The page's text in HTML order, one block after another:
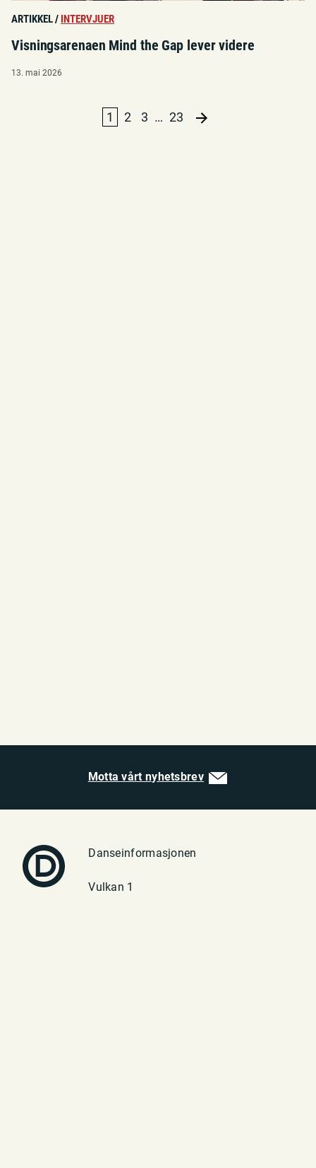
ARTIKKEL/ INTERVJUER
Visningsarenaen Mind the Gap lever videre
13. mai 2026
1 2 3 … 23
Motta vårt nyhetsbrev
Danseinformasjonen
Vulkan 1